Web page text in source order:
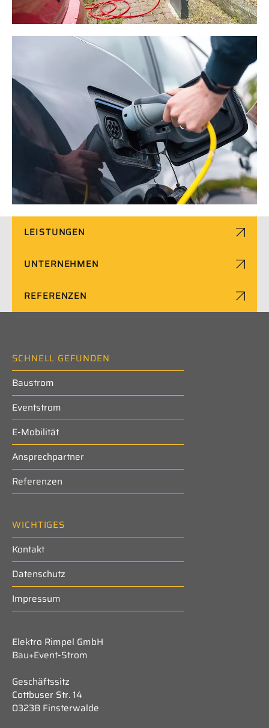
LEISTUNGEN
UNTERNEHMEN
REFERENZEN
SCHNELL GEFUNDEN
Baustrom
Eventstrom
E-Mobilität
Ansprechpartner
Referenzen
WICHTIGES
Kontakt
Datenschutz
Impressum
Elektro Rimpel GmbH
Bau+Event-Strom
Geschäftssitz
Cottbuser Str. 14
03238 Finsterwalde